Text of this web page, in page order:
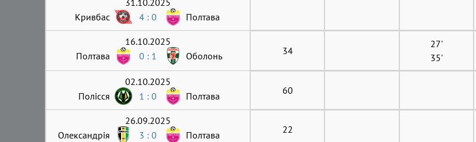
31.10.2025
Кривбас
4 : 0 Полтава
16.10.2025
Полтава
0 : 1 Оболонь 34
27'
35'
02.10.2025
Полісся
1 : 0 Полтава 60
26.09.2025
Олександрія
3 : 0 Полтава 22